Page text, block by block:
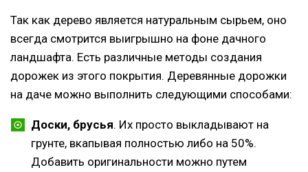
Так как дерево является натуральным сырьем, оно
всегда смотрится выигрышно на фоне дачного
ландшафта. Есть различные методы создания
дорожек из этого покрытия. Деревянные дорожки
на даче можно выполнить следующими способами:
Доски, брусья. Их просто выкладывают на
грунте, вкапывая полностью либо на 50%.
Добавить оригинальности можно путем